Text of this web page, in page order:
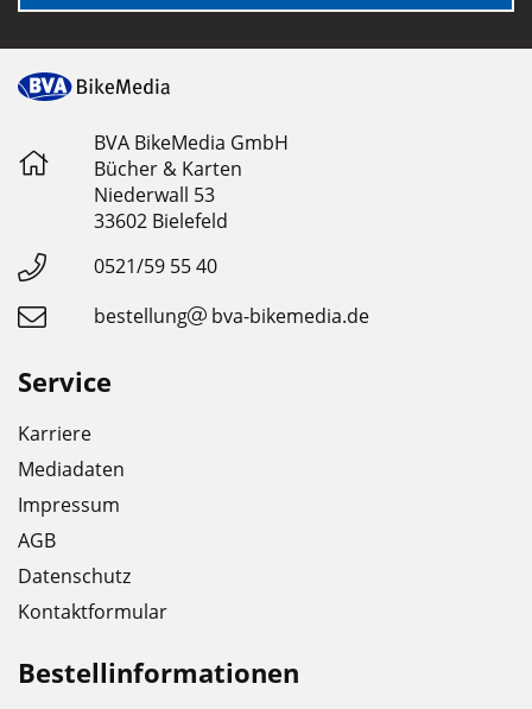
BVA BikeMedia GmbH
Bücher & Karten
Niederwall 53
33602 Bielefeld
0521/59 55 40
bestellung
bva-bikemedia.de
Service
Karriere
Mediadaten
Impressum
AGB
Datenschutz
Kontaktformular
Bestellinformationen